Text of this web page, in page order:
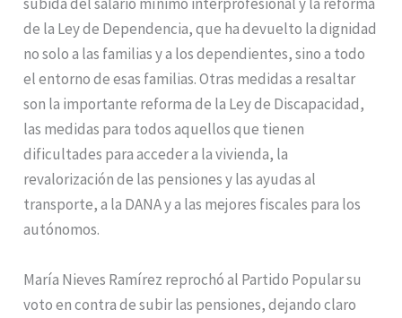
subida del salario mínimo interprofesional y la reforma
de la Ley de Dependencia, que ha devuelto la dignidad
no solo a las familias y a los dependientes, sino a todo
el entorno de esas familias. Otras medidas a resaltar
son la importante reforma de la Ley de Discapacidad,
las medidas para todos aquellos que tienen
dificultades para acceder a la vivienda, la
revalorización de las pensiones y las ayudas al
transporte, a la DANA y a las mejores fiscales para los
autónomos.
María Nieves Ramírez reprochó al Partido Popular su
voto en contra de subir las pensiones, dejando claro